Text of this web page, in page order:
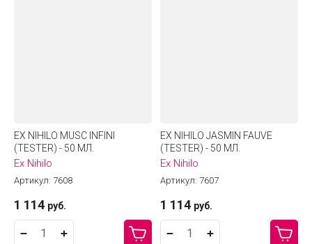
EX NIHILO MUSC INFINI
(TESTER) - 50 МЛ.
Ex Nihilo
Артикул: 7608
1 114 руб.
EX NIHILO JASMIN FAUVE
(TESTER) - 50 МЛ.
Ex Nihilo
Артикул: 7607
1 114 руб.